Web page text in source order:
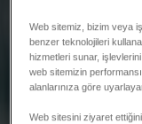
Web sitemiz, bizim veya
benzer teknolojileri
hizmetleri sunar,
web sitemizin
alanlarınıza göre
Web sitesini ziyaret